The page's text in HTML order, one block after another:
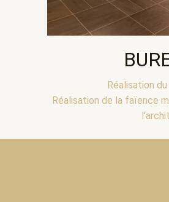
Réalisation
Réalisation de la faïence